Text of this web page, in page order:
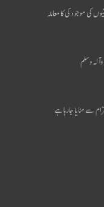
وآلہ وسلم
سے منایا جارہا ہے